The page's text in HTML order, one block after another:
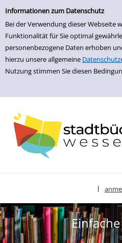
Informationen zum Datenschutz
Bei der Verwendung dieser Webseite
Funktionalität für Sie optimal
personenbezogene Daten erhoben
hierzu unsere allgemeine
Nutzung stimmen Sie diesen
zur Navigation springen
zum Inhalt springen
Zur Detailanzeige springen